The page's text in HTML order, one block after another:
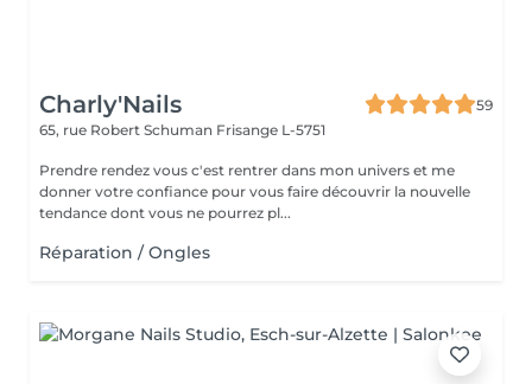
Charly'Nails
59
65, rue Robert Schuman Frisange L-5751
Prendre rendez vous c'est rentrer dans mon univers et me
donner votre confiance pour vous faire découvrir la nouvelle
tendance dont vous ne pourrez pl...
Réparation / Ongles